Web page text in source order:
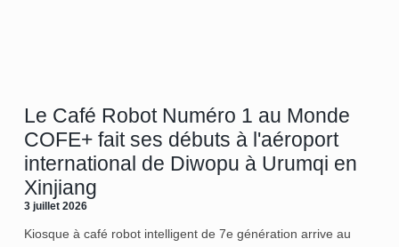
Le Café Robot Numéro 1 au Monde
COFE+ fait ses débuts à l'aéroport
international de Diwopu à Urumqi en
Xinjiang
3 juillet 2026
Kiosque à café robot intelligent de 7e génération arrive au